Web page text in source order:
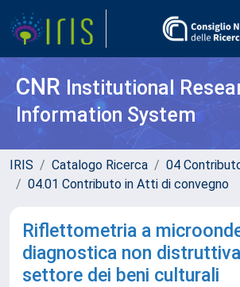
CNR Institutional
Information System
IRIS Catalogo Ricerca
04
04.01 Contributo in Atti di convegno
Riflettometria a
diagnostica non distruttiva
settore dei beni culturali